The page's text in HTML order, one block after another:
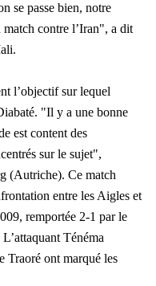
se passe bien, notre
contre l’Iran", a dit
l’objectif sur lequel
"Il y a une bonne
est content des
sur le sujet",
(Autriche). Ce match
entre les Aigles et
remportée 2-1 par le
Ténéma
Traoré ont marqué les